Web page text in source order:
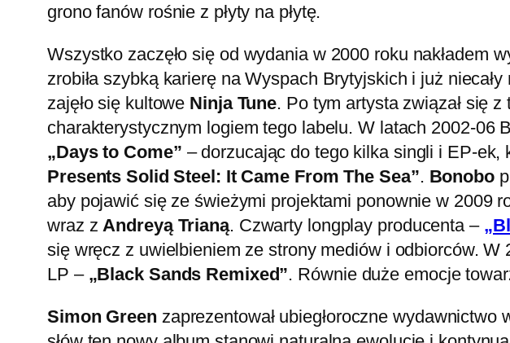
grono fanów rośnie z płyty na płytę.
Wszystko zaczęło się od wydania w 2000 roku nakładem
zrobiła szybką karierę na Wyspach Brytyjskich i już
zajęło się kultowe Ninja Tune. Po tym artysta związał się
charakterystycznym logiem tego labelu. W latach 2002-06
„Days to Come” – dorzucając do tego kilka singli i EP-ek,
Presents Solid Steel: It Came From The Sea”. Bonobo
aby pojawić się ze świeżymi projektami ponownie w 2009
wraz z Andreyą Trianą. Czwarty longplay producenta –
się wręcz z uwielbieniem ze strony mediów i odbiorców. W
LP – „Black Sands Remixed”. Równie duże emocje
Simon Green zaprezentował ubiegłoroczne